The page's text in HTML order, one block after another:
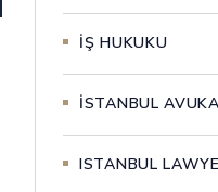
İŞ HUKUKU
İSTANBUL
ISTANBUL